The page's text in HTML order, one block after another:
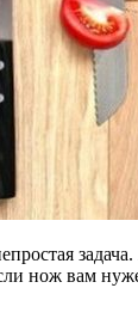
нож вам